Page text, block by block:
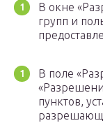
В окне
групп и
В поле
пунктов,